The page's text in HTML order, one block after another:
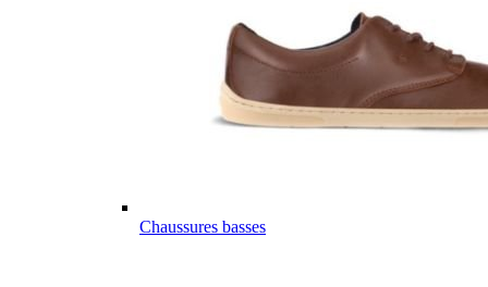
Chaussures basses